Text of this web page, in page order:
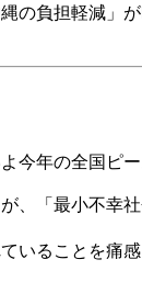
の負担軽減」
年の全国ピー
「最小不幸
いることを痛感